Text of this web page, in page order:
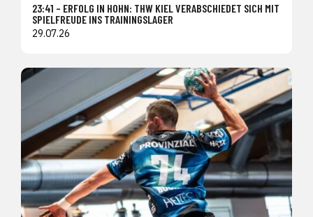
23:41 – ERFOLG IN HOHN: THW KIEL VERABSCHIEDET SICH MIT
SPIELFREUDE INS TRAININGSLAGER
29.07.26